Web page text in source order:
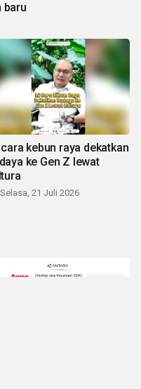
baru
cara kebun raya dekatkan
ke Gen Z lewat
Selasa, 21 Juli 2026